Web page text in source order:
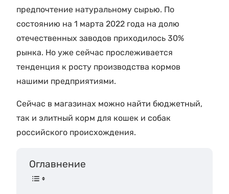
предпочтение натуральному сырью. По
состоянию на 1 марта 2022 года на долю
отечественных заводов приходилось 30%
рынка. Но уже сейчас прослеживается
тенденция к росту производства кормов
нашими предприятиями.
Сейчас в магазинах можно найти бюджетный,
так и элитный корм для кошек и собак
российского происхождения.
Оглавнение